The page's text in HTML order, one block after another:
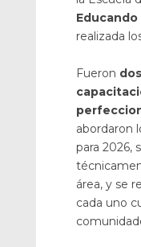
realizada
Fueron
abordaron
para 2026,
área, y se
cada uno